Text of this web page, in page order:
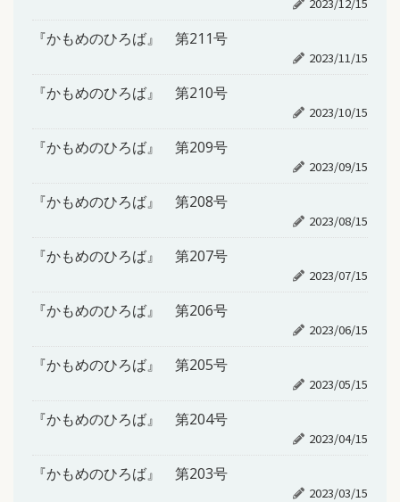
『かもめのひろば』 第211号
2023/11/15
『かもめのひろば』 第210号
2023/10/15
『かもめのひろば』 第209号
2023/09/15
『かもめのひろば』 第208号
2023/08/15
『かもめのひろば』 第207号
2023/07/15
『かもめのひろば』 第206号
2023/06/15
『かもめのひろば』 第205号
2023/05/15
『かもめのひろば』 第204号
2023/04/15
『かもめのひろば』 第203号
2023/03/15